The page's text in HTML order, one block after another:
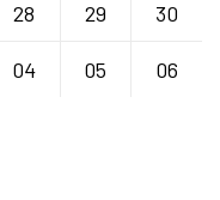
28 29 30
04 05 06